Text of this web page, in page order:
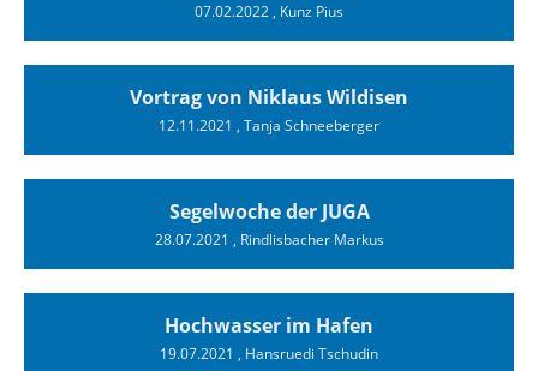
07.02.2022, Kunz Pius
Vortrag von Niklaus Wildisen
12.11.2021 , Tanja Schneeberger
Segelwoche der JUGA
28.07.2021 , Rindlisbacher Markus
Hochwasser im Hafen
19.07.2021 , Hansruedi Tschudin